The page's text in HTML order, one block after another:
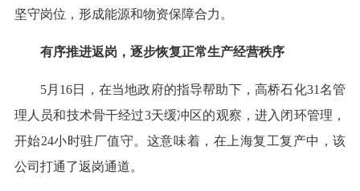
坚守岗位，形成能源和物资保障合力。
有序推进返岗，逐步恢复正常生产经营秩序
5月16日，在当地政府的指导帮助下，高桥石化31名管
理人员和技术骨干经过3天缓冲区的观察，进入闭环管理，
开始24小时驻厂值守。这意味着，在上海复工复产中，该
公司打通了返岗通道。